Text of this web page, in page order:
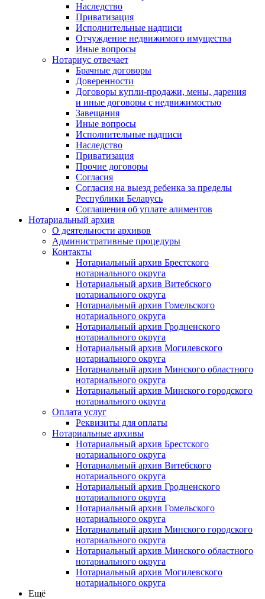
Наследство
Приватизация
Исполнительные надписи
Отчуждение недвижимого имущества
Иные вопросы
Нотариус отвечает
Брачные договоры
Доверенности
Договоры купли-продажи, мены, дарения
и иные договоры с недвижимостью
Завещания
Иные вопросы
Исполнительные надписи
Наследство
Приватизация
Прочие договоры
Согласия
Согласия на выезд ребенка за пределы
Республики Беларусь
Соглашения об уплате алиментов
Нотариальный архив
О деятельности архивов
Административные процедуры
Контакты
Нотариальный архив Брестского
нотариального округа
Нотариальный архив Витебского
нотариального округа
Нотариальный архив Гомельского
нотариального округа
Нотариальный архив Гродненского
нотариального округа
Нотариальный архив Могилевского
нотариального округа
Нотариальный архив Минского областного
нотариального округа
Нотариальный архив Минского городского
нотариального округа
Оплата услуг
Реквизиты для оплаты
Нотариальные архивы
Нотариальный архив Брестского
нотариального округа
Нотариальный архив Витебского
нотариального округа
Нотариальный архив Гродненского
нотариального округа
Нотариальный архив Гомельского
нотариального округа
Нотариальный архив Минского городского
нотариального округа
Нотариальный архив Минского областного
нотариального округа
Нотариальный архив Могилевского
нотариального округа
Ещё